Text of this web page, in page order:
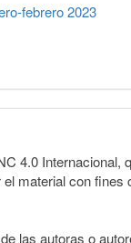
febrero 2023
4.0 Internacional,
material con fines
las autoras o